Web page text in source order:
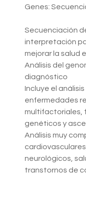
Genes:
Secuenciación
interpretación
mejorar la salud
Análisis del
diagnóstico
Incluye el
enfermedades
multifactoriales,
genéticos y
Análisis muy
neurológicos,
transtornos de